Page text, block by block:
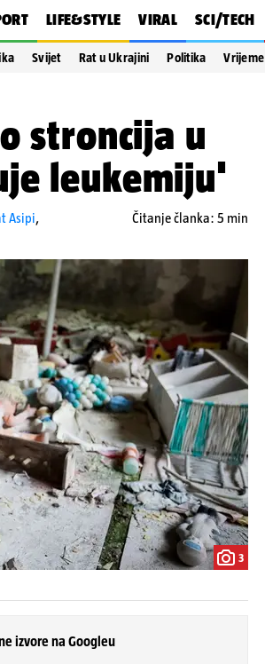
LIFE&STYLE VIRAL SCI/TECH
Svijet Rat u Ukrajini Politika Vrijeme
stroncija u
leukemiju'
Asipi,
Čitanje članka: 5 min
3
izvore na Googleu